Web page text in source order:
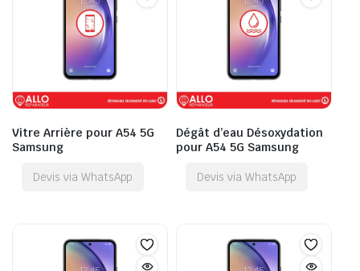
Vitre Arrière pour A54 5G
Samsung
Devis via WhatsApp
Dégât d’eau Désoxydation
pour A54 5G Samsung
Devis via WhatsApp